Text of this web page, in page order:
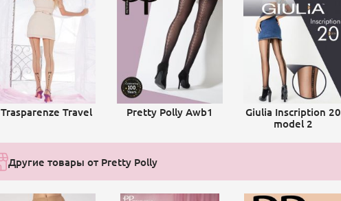
Trasparenze Travel Pretty Polly Awb1
Giulia Inscription 20
model 2
Другие товары от Pretty Polly